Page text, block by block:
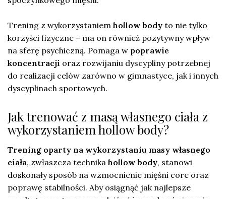
Trening z wykorzystaniem hollow body to nie tylko
korzyści fizyczne – ma on również pozytywny wpływ
na sferę psychiczną. Pomaga w poprawie
koncentracji oraz rozwijaniu dyscypliny potrzebnej
do realizacji celów zarówno w gimnastyce, jak i innych
dyscyplinach sportowych.
Jak trenować z masą własnego ciała z
wykorzystaniem hollow body?
Trening oparty na wykorzystaniu masy własnego
ciała, zwłaszcza technika hollow body, stanowi
doskonały sposób na wzmocnienie mięśni core oraz
poprawę stabilności. Aby osiągnąć jak najlepsze